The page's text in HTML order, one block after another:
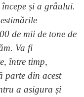
și a grâului.
de mii de tone de
Va fi
între timp,
parte din acest
a asigura și